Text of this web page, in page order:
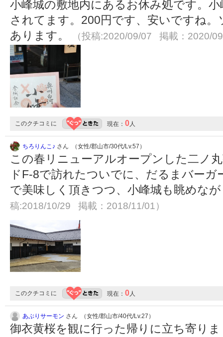
小峰城の敷地内にあるお休み処です。
されてます。200円です、安いですね
あります。
（投稿:2020/09/07 掲載：2020/
このクチコミに 現在： 0人
ちろりんこ♪ さん （女性/郡山市/30代/Lv.57）
この春リニューアルオープンした二ノ
ドF-8で訪れたついでに、だるまバー
で美味しく頂きつつ、小峰城も眺めな
稿:2018/10/29 掲載：2018/11/01）
このクチコミに 現在： 0人
あぶりサーモン さん （女性/郡山市/40代/Lv.27）
御衣黄桜を観に行った帰りに立ち寄り